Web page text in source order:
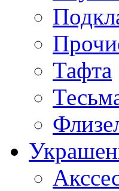
Тафта